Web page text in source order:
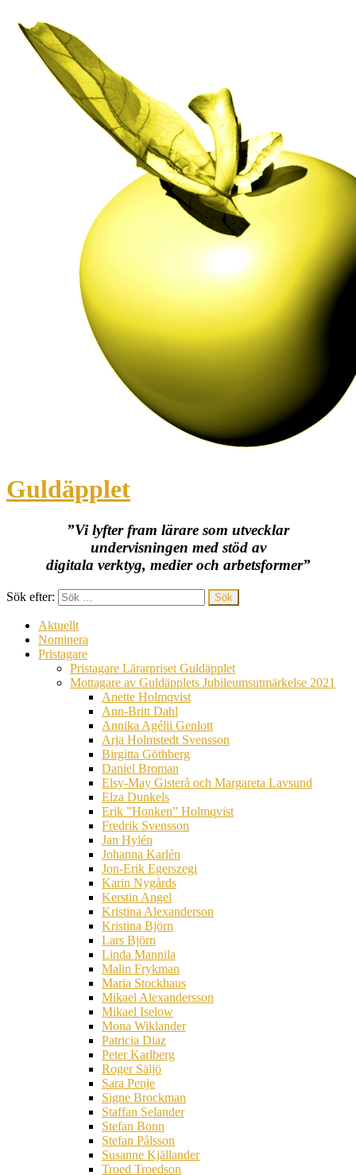
Guldäpplet
”Vi lyfter fram lärare som utvecklar
undervisningen med stöd av
digitala verktyg, medier och arbetsformer”
Sök efter:
Aktuellt
Nominera
Pristagare
Pristagare Lärarpriset Guldäpplet
Mottagare av Guldäpplets Jubileumsutmärkelse 2021
Anette Holmqvist
Ann-Britt Dahl
Annika Agélii Genlott
Arja Holmstedt Svensson
Birgitta Göthberg
Daniel Broman
Elsy-May Gisterå och Margareta Lavsund
Elza Dunkels
Erik ”Honken” Holmqvist
Fredrik Svensson
Jan Hylén
Johanna Karlén
Jon-Erik Egerszegi
Karin Nygårds
Kerstin Angel
Kristina Alexanderson
Kristina Björn
Lars Björn
Linda Mannila
Malin Frykman
Maria Stockhaus
Mikael Alexandersson
Mikael Iselow
Mona Wiklander
Patricia Diaz
Peter Karlberg
Roger Säljö
Sara Penje
Signe Brockman
Staffan Selander
Stefan Bonn
Stefan Pålsson
Susanne Kjällander
Troed Troedson